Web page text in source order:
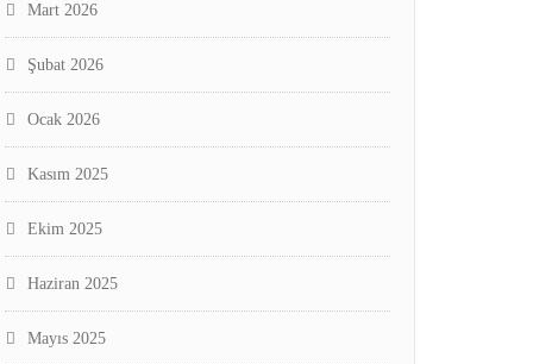
Mart 2026
Şubat 2026
Ocak 2026
Kasım 2025
Ekim 2025
Haziran 2025
Mayıs 2025